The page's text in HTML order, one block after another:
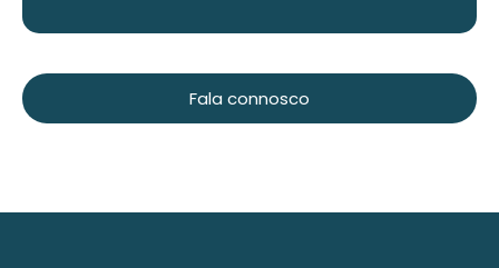
Fala connosco